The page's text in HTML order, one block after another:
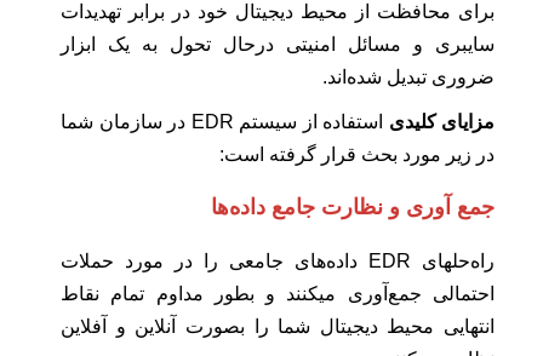
برای محافظت از محیط دیجیتال خود در برابر تهدیدات
سایبری و مسائل امنیتی درحال تحول به یک ابزار
ضروری تبدیل شده‌اند.
مزایای کلیدی
استفاده از سیستم EDR در سازمان شما
در زیر مورد بحث قرار گرفته است:
جمع آوری و نظارت جامع داده‌ها
راه‌‌حلهای EDR داده‌های جامعی را در مورد حملات
احتمالی جمع‌آوری میکنند و بطور مداوم تمام نقاط
انتهایی محیط دیجیتال شما را بصورت آنلاین و آفلاین